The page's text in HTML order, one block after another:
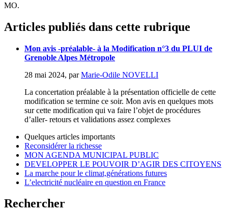
MO.
Articles publiés dans cette rubrique
Mon avis -préalable- à la Modification n°3 du PLUI de
Grenoble Alpes Métropole
28 mai 2024, parMarie-Odile NOVELLI
La concertation préalable à la présentation officielle de cette
modification se termine ce soir. Mon avis en quelques mots
sur cette modification qui va faire l’objet de procédures
d’aller- retours et validations assez complexes
Quelques articles importants
Reconsidérer la richesse
MON AGENDA MUNICIPAL PUBLIC
DEVELOPPER LE POUVOIR D’AGIR DES CITOYENS
La marche pour le climat,générations futures
L’electricité nucléaire en question en France
Rechercher